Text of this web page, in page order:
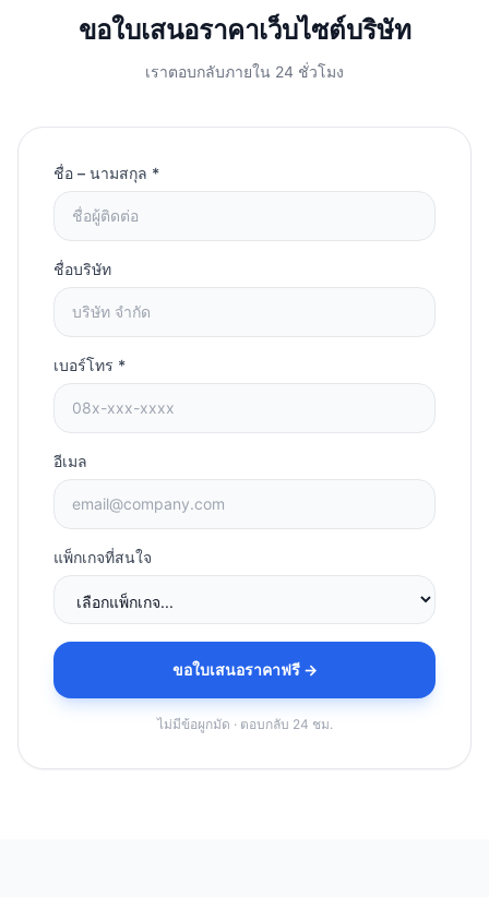
ขอใบเสนอราคาเว็บไซต์บริษัท
เราตอบกลับภายใน 24 ชั่วโมง
ชื่อ – นามสกุล *
ชื่อบริษัท
เบอร์โทร *
อีเมล
แพ็กเกจที่สนใจ
ขอใบเสนอราคาฟรี →
ไม่มีข้อผูกมัด · ตอบกลับ 24 ชม.